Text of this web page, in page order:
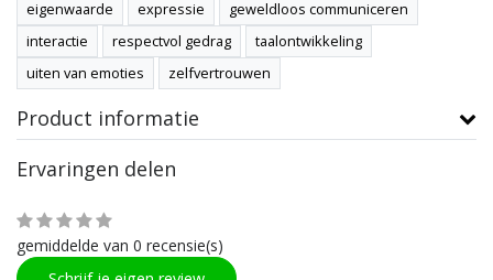
eigenwaarde expressie
geweldloos communiceren
interactie
respectvol gedrag
taalontwikkeling
uiten van emoties
zelfvertrouwen
Product informatie
Ervaringen delen
gemiddelde van 0 recensie(s)